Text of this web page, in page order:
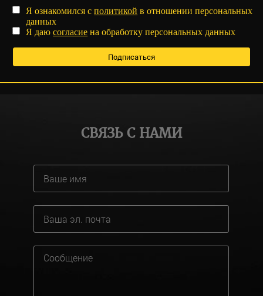
Я ознакомился сполитикой в отношении персональных
данных
Я даюсогласие на обработку персональных данных
СВЯЗЬ С НАМИ